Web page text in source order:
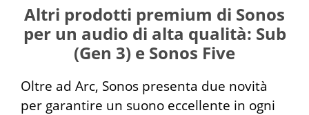
Altri prodotti premium di Sonos
per un audio di alta qualità: Sub
(Gen 3) e Sonos Five
Oltre ad Arc, Sonos presenta due novità
per garantire un suono eccellente in ogni